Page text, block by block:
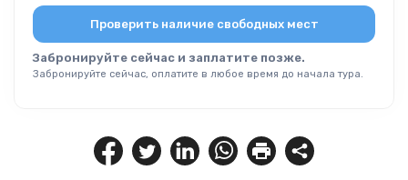
Проверить наличие свободных мест
Забронируйте сейчас и заплатите позже.
Забронируйте сейчас, оплатите в любое время до начала тура.